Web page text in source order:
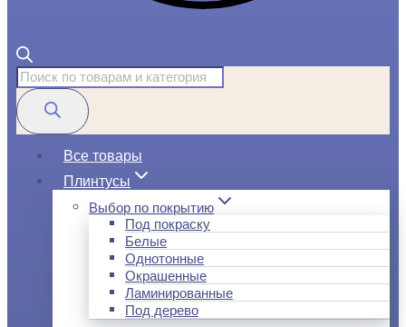
Поиск
товаров
Все товары
Плинтусы
Выбор по покрытию
Под покраску
Белые
Однотонные
Окрашенные
Ламинированные
Под дерево